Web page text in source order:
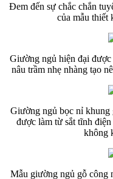
Đem đến sự chắc chắn
của mẫu thiết
Giường ngủ hiện đại được
nâu trầm nhẹ nhàng tạo
Giường ngủ bọc nỉ khung
được làm từ sắt tĩnh
không
Mẫu giường ngủ gỗ công